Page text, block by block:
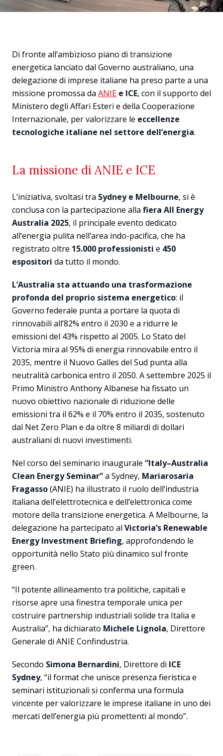
Di fronte all’ambizioso piano di transizione
energetica lanciato dal Governo australiano, una
delegazione di imprese italiane ha preso parte a una
missione promossa da ANIE e ICE, con il supporto del
Ministero degli Affari Esteri e della Cooperazione
Internazionale, per valorizzare le eccellenze
tecnologiche italiane nel settore dell’energia.
La missione di ANIE e ICE
L’iniziativa, svoltasi tra Sydney e Melbourne, si è
conclusa con la partecipazione alla fiera All Energy
Australia 2025, il principale evento dedicato
all’energia pulita nell’area indo-pacifica, che ha
registrato oltre 15.000 professionisti e 450
espositori da tutto il mondo.
L’Australia sta attuando una trasformazione
profonda del proprio sistema energetico: il
Governo federale punta a portare la quota di
rinnovabili all’82% entro il 2030 e a ridurre le
emissioni del 43% rispetto al 2005. Lo Stato del
Victoria mira al 95% di energia rinnovabile entro il
2035, mentre il Nuovo Galles del Sud punta alla
neutralità carbonica entro il 2050. A settembre 2025 il
Primo Ministro Anthony Albanese ha fissato un
nuovo obiettivo nazionale di riduzione delle
emissioni tra il 62% e il 70% entro il 2035, sostenuto
dal Net Zero Plan e da oltre 8 miliardi di dollari
australiani di nuovi investimenti.
Nel corso del seminario inaugurale “Italy–Australia
Clean Energy Seminar”a Sydney, Mariarosaria
Fragasso(ANIE) ha illustrato il ruolo dell’industria
italiana dell’elettrotecnica e dell’elettronica come
motore della transizione energetica. A Melbourne, la
delegazione ha partecipato al Victoria’s Renewable
Energy Investment Briefing, approfondendo le
opportunità nello Stato più dinamico sul fronte
green.
“Il potente allineamento tra politiche, capitali e
risorse apre una finestra temporale unica per
costruire partnership industriali solide tra Italia e
Australia”, ha dichiarato Michele Lignola, Direttore
Generale di ANIE Confindustria.
Secondo Simona Bernardini, Direttore di ICE
Sydney, “il format che unisce presenza fieristica e
seminari istituzionali si conferma una formula
vincente per valorizzare le imprese italiane in uno dei
mercati dell’energia più promettenti al mondo”.